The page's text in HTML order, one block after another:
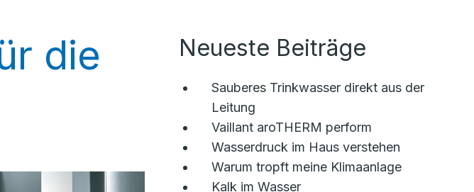
die
Neueste Beiträge
Sauberes Trinkwasser direkt aus der
Leitung
Vaillant aroTHERM perform
Wasserdruck im Haus verstehen
Warum tropft meine Klimaanlage
Kalk im Wasser